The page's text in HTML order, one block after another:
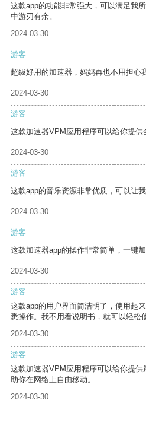
这款app的功能非常强大，可以满足我
中游刃有余。
2024-03-30
游客
超级好用的加速器，妈妈再也不用担心
2024-03-30
游客
这款加速器VPM应用程序可以给你提供
2024-03-30
游客
这款app的音乐资源非常优质，可以让
2024-03-30
游客
这款加速器app的操作非常简单，一键
2024-03-30
游客
这款app的用户界面简洁明了，使用起
悉操作。我不用看说明书，就可以轻松
2024-03-30
游客
这款加速器VPM应用程序可以给你提
助你在网络上自由移动。
2024-03-30